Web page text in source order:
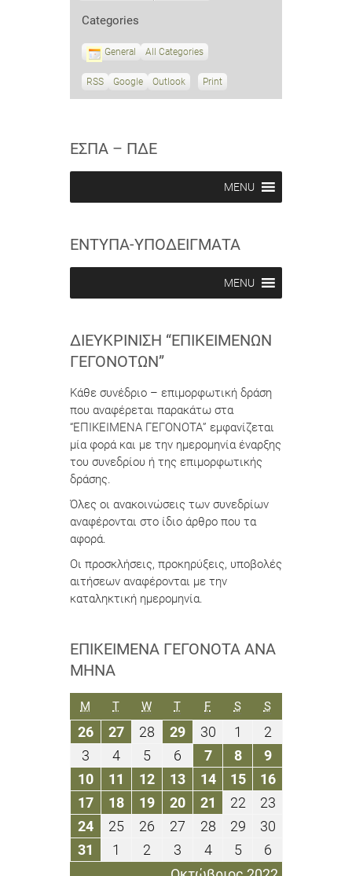
Categories
General All Categories
RSS
S
r
Google
S
r
Outlook Print
ΕΣΠΑ – ΠΔΕ
MENU
ΕΝΤΥΠΑ-ΥΠΟΔΕΙΓΜΑΤΑ
MENU
ΔΙΕΥΚΡΊΝΙΣΗ “ΕΠΙΚΕΊΜΕΝΩΝ
ΓΕΓΟΝΌΤΩΝ”
Κάθε συνέδριο – επιμορφωτική δράση
που αναφέρεται παρακάτω στα
“ΕΠΙΚΕΙΜΕΝΑ ΓΕΓΟΝΟΤΑ” εμφανίζεται
μία φορά και με την ημερομηνία έναρξης
του συνεδρίου ή της επιμορφωτικής
δράσης.
Όλες οι ανακοινώσεις των συνεδρίων
αναφέρονται στο ίδιο άρθρο που τα
αφορά.
Οι προσκλήσεις, προκηρύξεις, υποβολές
αιτήσεων αναφέρονται με την
καταληκτική ημερομηνία.
ΕΠΙΚΕΊΜΕΝΑ ΓΕΓΟΝΌΤΑ ΑΝΆ
ΜΉΝΑ
M ΔΕΥΤΈΡΑ
TΤΡΊΤΗ
WΤΕΤΆΡΤΗ
TΠΈΜΠΤΗ
FΠΑΡΑΣΚΕΥΉ
SΣΆΒΒΑΤΟ
SΚΥΡΙΑΚΉ
2626
Σεπτεμβρίου
2022
2727
Σεπτεμβρίου
2022
28
Σεπτεμβρίου
2022
2929
Σεπτεμβρίου
2022
3030
Σεπτεμβρίου
2022
1
Οκτωβρίου
2022
22
Οκτωβρίου
2022
3
Οκτωβρίου
2022
44
Οκτωβρίου
2022
55
Οκτωβρίου
2022
6
Οκτωβρίου
2022
77
Οκτωβρίου
2022
88
Οκτωβρίου
2022
99
Οκτωβρίου
2022
1010
Οκτωβρίου
2022
11
Οκτωβρίου
2022
1212
Οκτωβρίου
2022
1313
Οκτωβρίου
2022
1414
Οκτωβρίου
2022
1515
Οκτωβρίου
2022
1616
Οκτωβρίου
2022
1717
Οκτωβρίου
2022
1818
Οκτωβρίου
2022
1919
Οκτωβρίου
2022
2020
Οκτωβρίου
2022
21
Οκτωβρίου
2022
2222
Οκτωβρίου
2022
2323
2022
2424
Οκτωβρίου
2022
2525
Οκτωβρίου
2022
26
Οκτωβρίου
2022
27
Οκτωβρίου
2022
2828
Οκτωβρίου
2022
2929
Οκτωβρίου
2022
3030
2022
31
Οκτωβρίου
1
Νοεμβρίου
2
Νοεμβρίου
3
Νοεμβρίου
44
Νοεμβρίου
55
Νοεμβρίου
66
Νοεμβρίου